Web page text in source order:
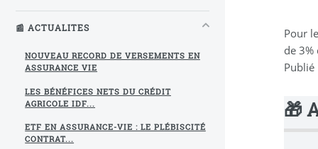
Pour
de
🎁
📰 ACTUALITES
NOUVEAU RECORD DE VERSEMENTS EN
ASSURANCE VIE
LES BÉNÉFICES NETS DU CRÉDIT
AGRICOLE IDF...
ETF EN ASSURANCE-VIE : LE PLÉBISCITÉ
CONTRAT...